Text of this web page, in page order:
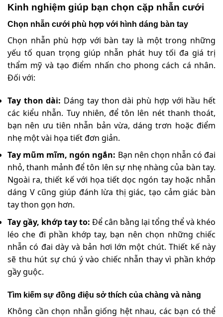
Kinh nghiệm giúp bạn chọn cặp nhẫn cưới
Chọn nhẫn cưới phù hợp với hình dáng bàn tay
Chọn nhẫn phù hợp với bàn tay là một trong những
yếu tố quan trọng giúp nhẫn phát huy tối đa giá trị
thẩm mỹ và tạo điểm nhấn cho phong cách cá nhân.
Đối với:
Tay thon dài: Dáng tay thon dài phù hợp với hầu hết
các kiểu nhẫn. Tuy nhiên, để tôn lên nét thanh thoát,
bạn nên ưu tiên nhẫn bản vừa, dáng trơn hoặc điểm
nhẹ một vài họa tiết đơn giản.
Tay mũm mĩm, ngón ngắn: Bạn nên chọn nhẫn có đai
nhỏ, thanh mảnh để tôn lên sự nhẹ nhàng của bàn tay.
Ngoài ra, thiết kế với họa tiết dọc ngón tay hoặc nhẫn
dáng V cũng giúp đánh lừa thị giác, tạo cảm giác bàn
tay thon gọn hơn.
Tay gầy, khớp tay to: Để cân bằng lại tổng thể và khéo
léo che đi phần khớp tay, bạn nên chọn những chiếc
nhẫn có đai dày và bản hơi lớn một chút. Thiết kế này
sẽ thu hút sự chú ý vào chiếc nhẫn thay vì phần khớp
gầy guộc.
Tìm kiếm sự đồng điệu sở thích của chàng và nàng
Không cần chọn nhẫn giống hệt nhau, các bạn có thể